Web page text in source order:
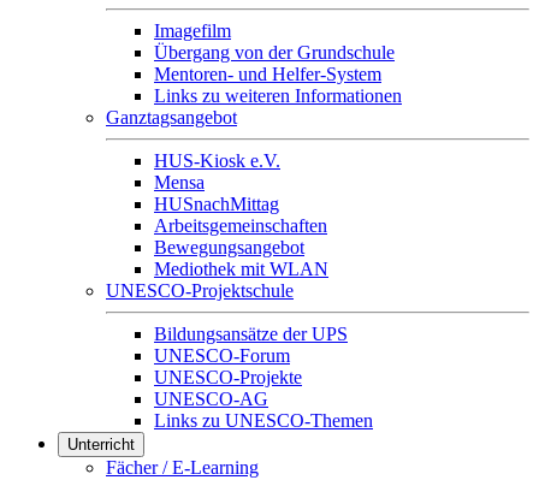
Imagefilm
Übergang von der Grundschule
Mentoren- und Helfer-System
Links zu weiteren Informationen
Ganztagsangebot
HUS-Kiosk e.V.
Mensa
HUSnachMittag
Arbeitsgemeinschaften
Bewegungsangebot
Mediothek mit WLAN
UNESCO-Projektschule
Bildungsansätze der UPS
UNESCO-Forum
UNESCO-Projekte
UNESCO-AG
Links zu UNESCO-Themen
Unterricht
Fächer / E-Learning